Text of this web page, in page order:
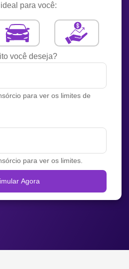
para você:
você deseja?
para ver os limites de
para ver os limites.
Agora